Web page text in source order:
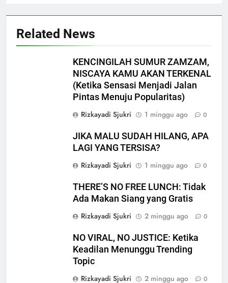
Related News
KENCINGILAH SUMUR ZAMZAM,
NISCAYA KAMU AKAN TERKENAL
(Ketika Sensasi Menjadi Jalan
Pintas Menuju Popularitas)
Rizkayadi Sjukri
1 minggu ago 0
JIKA MALU SUDAH HILANG, APA
LAGI YANG TERSISA?
Rizkayadi Sjukri
1 minggu ago 0
THERE’S NO FREE LUNCH: Tidak
Ada Makan Siang yang Gratis
Rizkayadi Sjukri
2 minggu ago 0
NO VIRAL, NO JUSTICE: Ketika
Keadilan Menunggu Trending
Topic
Rizkayadi Sjukri
2 minggu ago 0
MUI Sulsel dan LPH Madani
Indonesia Tetapkan Empat
Pelaku Usaha Halal
NEWS
Sinergi MUI Sulsel dan LPH